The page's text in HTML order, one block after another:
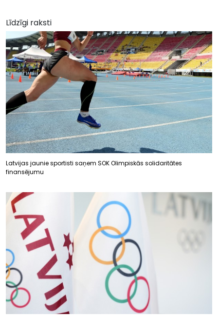
Līdzīgi raksti
Latvijas jaunie sportisti saņem SOK Olimpiskās solidaritātes
finansējumu